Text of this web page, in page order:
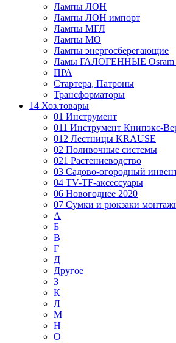
Лампы ЛОН
Лампы ЛОН импорт
Лампы МГЛ
Лампы МО
Лампы энергосберегающие
Ламы ГАЛОГЕННЫЕ Osram
ПРА
Стартера, Патроны
Трансформаторы
14 Хоз.товары
01 Инструмент
011 Инструмент Книпэкс-
012 Лестницы KRAUSE
02 Поливочные системы
021 Растениеводство
03 Садово-огородный
04 TV-TF-аксессуары
06 Новогоднее 2020
07 Сумки и рюкзаки
А
Б
В
Г
Д
Другое
З
К
Л
М
Н
О